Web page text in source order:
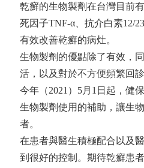
乾癬的生物製劑在台灣目前
死因子TNF-α、抗介白素12/
有效改善乾癬的病灶。
生物製劑的優點除了有效，
活，以及對於不方便頻繁回
今年（2021）5月1日起，健
生物製劑使用的補助，讓生
者。
在患者與醫生積極配合以及
到很好的控制。期待乾癬患